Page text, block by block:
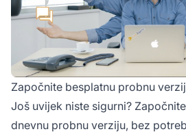
Započnite besplatnu probnu
Još uvijek niste sigurni?
dnevnu probnu verziju, bez